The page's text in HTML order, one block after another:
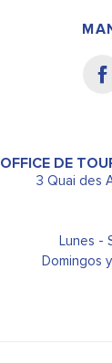
OFFICE DE
3 Quai des
Lunes -
Domingos